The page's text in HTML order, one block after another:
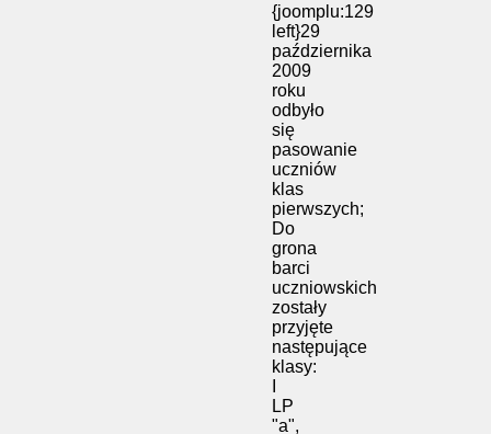
{joomplu:129
left}29
października
2009
roku
odbyło
się
pasowanie
uczniów
klas
pierwszych;
Do
grona
barci
uczniowskich
zostały
przyjęte
następujące
klasy:
LP
"a",